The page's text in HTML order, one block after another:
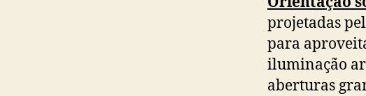
projetadas
para
iluminação
aberturas